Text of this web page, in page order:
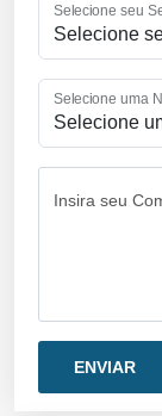
Selecione seu
Selecione uma
Insira seu